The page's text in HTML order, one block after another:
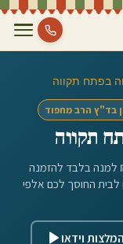
בפתח תקווה
בד"ץ הרב מחפוד
תקווה
מגשי אוכל בשרי חם, עשיר וכשר למהדרין ב-₪58 למנה בלבד להזמנה
לבית החוסך לכם אלפי
וידאו